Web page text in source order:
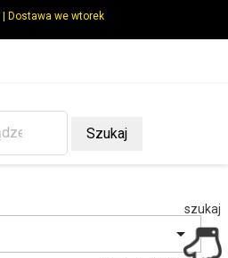
| Dostawa we wtorek
Szukaj

szukaj